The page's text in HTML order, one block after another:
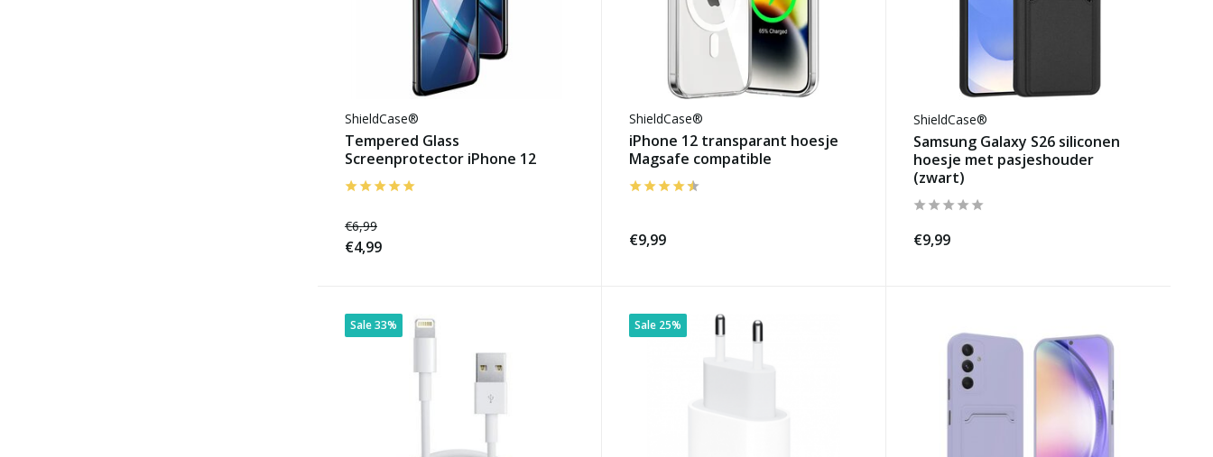
ShieldCase®
Tempered Glass
Screenprotector iPhone 12
€6,99
€4,99
ShieldCase®
iPhone 12 transparant hoesje
Magsafe compatible
€9,99
ShieldCase®
Samsung Galaxy S26 siliconen
hoesje met pasjeshouder
(zwart)
€9,99
Sale 33% Sale 25%